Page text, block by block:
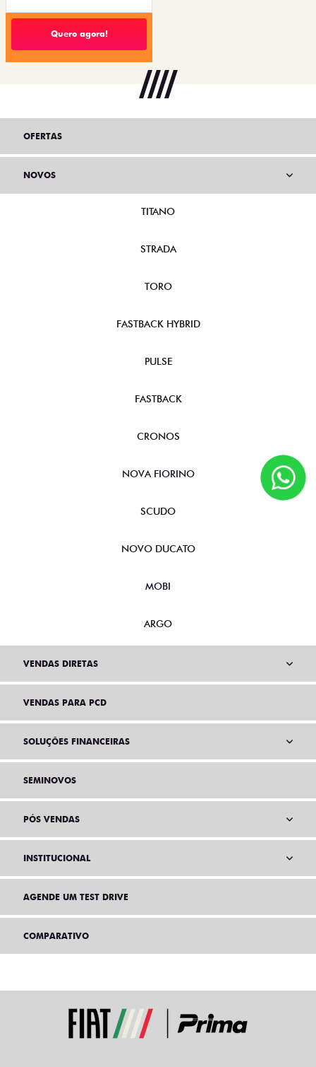
Quero agora!
OFERTAS
NOVOS
TITANO
STRADA
TORO
FASTBACK HYBRID
PULSE
FASTBACK
CRONOS
NOVA FIORINO
SCUDO
NOVO DUCATO
MOBI
ARGO
VENDAS DIRETAS
VENDAS PARA PCD
SOLUÇÕES FINANCEIRAS
SEMINOVOS
PÓS VENDAS
INSTITUCIONAL
AGENDE UM TEST DRIVE
COMPARATIVO